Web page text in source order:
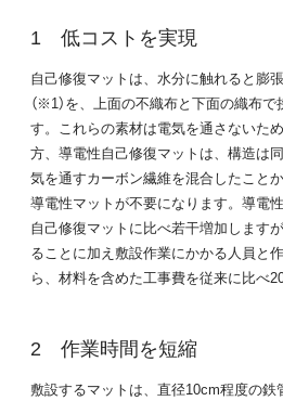
低コストを実現
自己修復マットは、水分に触れると膨
（※1）を、上面の不織布と下面の織布
す。これらの素材は電気を通さないた
方、導電性自己修復マットは、構造は
気を通すカーボン繊維を混合したこと
導電性マットが不要になります。導電
自己修復マットに比べ若干増加します
ることに加え敷設作業にかかる人員と
ら、材料を含めた工事費を従来に比べ
作業時間を短縮
敷設するマットは、直径10cm程度の鉄